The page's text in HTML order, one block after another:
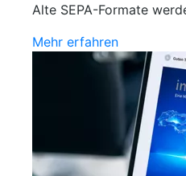
Alte SEPA-Formate
Mehr erfahren